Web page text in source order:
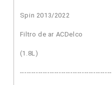
Spin 2013/2022
Filtro de ar ACDelco
(1.8L)
----------------------------------------